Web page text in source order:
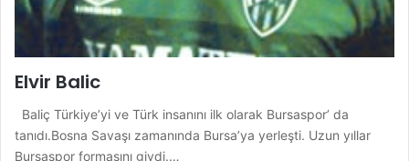
Elvir Balic
Baliç Türkiye’yi ve Türk insanını ilk olarak Bursaspor’ da
tanıdı.Bosna Savaşı zamanında Bursa’ya yerleşti. Uzun yıllar
Bursaspor formasını giydi.…